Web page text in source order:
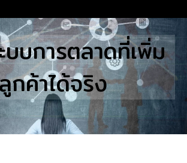
บบการตลาดที่เพิ่ม
กค้าได้จริง